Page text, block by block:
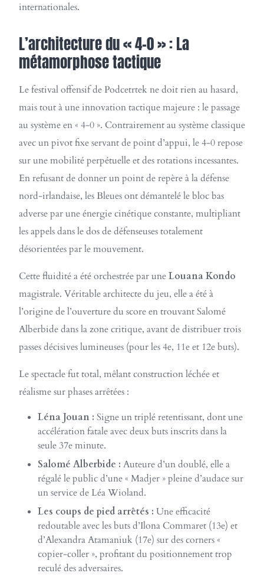
internationales.
L’architecture du « 4-0 » : La
métamorphose tactique
Le festival offensif de Podcetrtek ne doit rien au hasard,
mais tout à une innovation tactique majeure : le passage
au système en « 4-0 ». Contrairement au système classique
avec un pivot fixe servant de point d’appui, le 4-0 repose
sur une mobilité perpétuelle et des rotations incessantes.
En refusant de donner un point de repère à la défense
nord-irlandaise, les Bleues ont démantelé le bloc bas
adverse par une énergie cinétique constante, multipliant
les appels dans le dos de défenseuses totalement
désorientées par le mouvement.
Cette fluidité a été orchestrée par uneLouana Kondo
magistrale. Véritable architecte du jeu, elle a été à
l’origine de l’ouverture du score en trouvant Salomé
Alberbide dans la zone critique, avant de distribuer trois
passes décisives lumineuses (pour les 4e, 11e et 12e buts).
Le spectacle fut total, mêlant construction léchée et
réalisme sur phases arrêtées :
Léna Jouan : Signe un triplé retentissant, dont une
accélération fatale avec deux buts inscrits dans la
seule 37e minute.
Salomé Alberbide : Auteure d’un doublé, elle a
régalé le public d’une « Madjer » pleine d’audace sur
un service de Léa Wioland.
Les coups de pied arrêtés : Une efficacité
redoutable avec les buts d’Ilona Commaret (13e) et
d’Alexandra Atamaniuk (17e) sur des corners «
copier-coller », profitant du positionnement trop
reculé des adversaires.